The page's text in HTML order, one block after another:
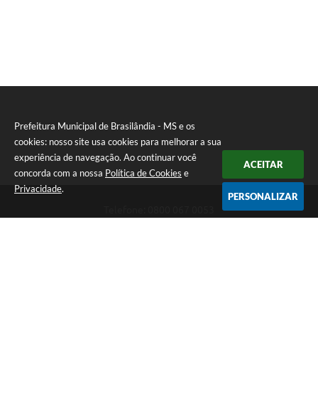
Prefeitura Municipal de Brasilândia - MS e os
cookies: nosso site usa cookies para melhorar a sua
experiência de navegação. Ao continuar você
concorda com a nossa Política de Cookies e
Privacidade.
ACEITAR
PERSONALIZAR